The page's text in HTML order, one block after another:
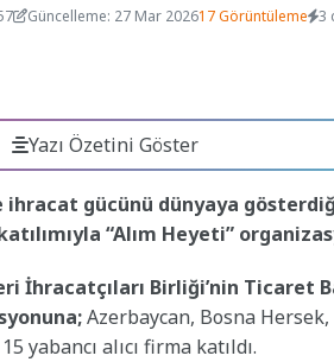
Güncelleme: 27 Mar 202617 Görüntüleme 3
Yazı Özetini Göster
gücünü dünyaya
“Alım Heyeti”
İhracatçıları Birliği’nin Ticaret
Azerbaycan, Bosna Hersek,
yabancı alıcı firma katıldı.